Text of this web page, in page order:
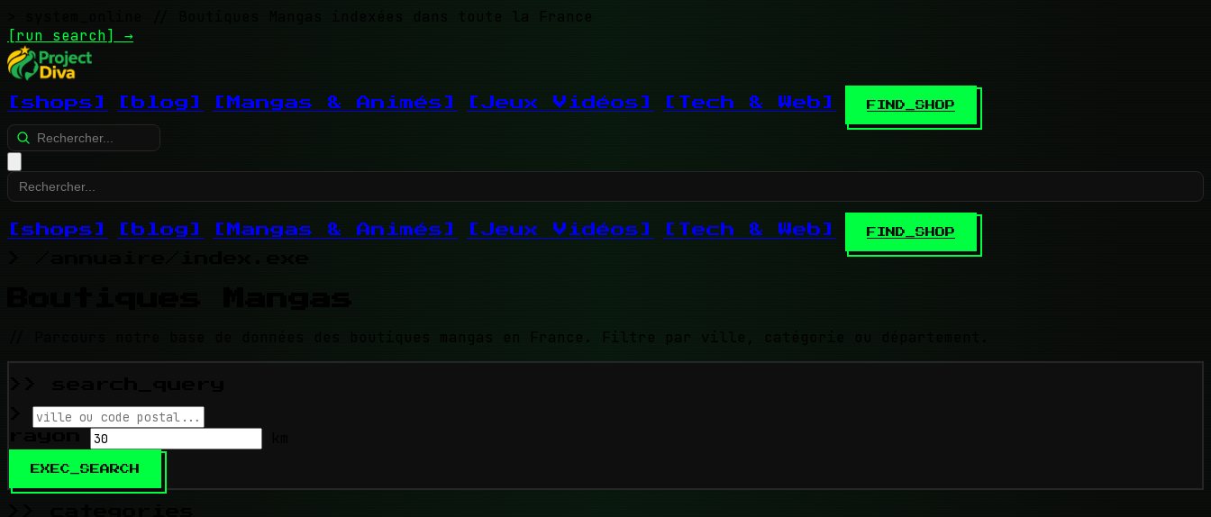
// Boutiques Mangas indexées dans toute la France
[run search] →
[shops] [blog] [Mangas & Animés] [Jeux Vidéos] [Tech & Web] FIND_SHOP
[shops] [blog] [Mangas & Animés] [Jeux Vidéos] [Tech & Web] FIND_SHOP
// Parcours notre base de données des boutiques mangas en France. Filtre par ville, catégorie ou département.
EXEC_SEARCH